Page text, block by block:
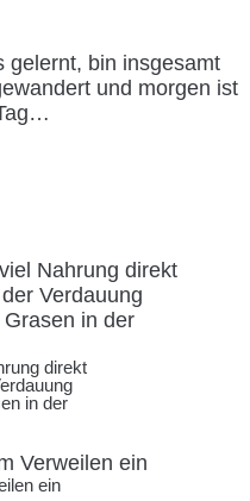
gelernt, bin insgesamt
und morgen ist
direkt
in der
ein